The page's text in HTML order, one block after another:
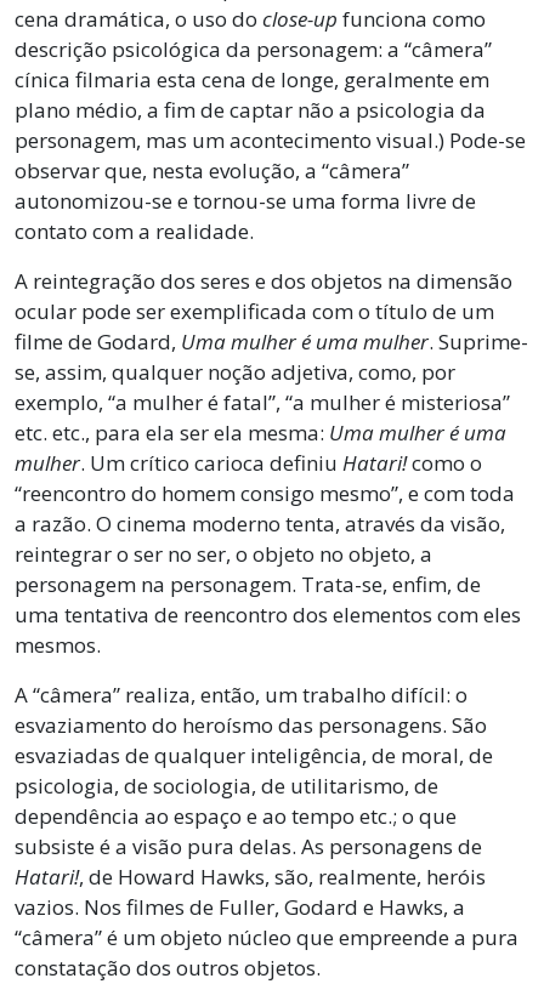
cena dramática, o uso do close-up funciona como
descrição psicológica da personagem: a “câmera”
cínica filmaria esta cena de longe, geralmente em
plano médio, a fim de captar não a psicologia da
personagem, mas um acontecimento visual.) Pode-se
observar que, nesta evolução, a “câmera”
autonomizou-se e tornou-se uma forma livre de
contato com a realidade.
A reintegração dos seres e dos objetos na dimensão
ocular pode ser exemplificada com o título de um
filme de Godard, Uma mulher é uma mulher. Suprime-
se, assim, qualquer noção adjetiva, como, por
exemplo, “a mulher é fatal”, “a mulher é misteriosa”
etc. etc., para ela ser ela mesma: Uma mulher é uma
mulher. Um crítico carioca definiu Hatari!como o
“reencontro do homem consigo mesmo”, e com toda
a razão. O cinema moderno tenta, através da visão,
reintegrar o ser no ser, o objeto no objeto, a
personagem na personagem. Trata-se, enfim, de
uma tentativa de reencontro dos elementos com eles
mesmos.
A “câmera” realiza, então, um trabalho difícil: o
esvaziamento do heroísmo das personagens. São
esvaziadas de qualquer inteligência, de moral, de
psicologia, de sociologia, de utilitarismo, de
dependência ao espaço e ao tempo etc.; o que
subsiste é a visão pura delas. As personagens de
Hatari!, de Howard Hawks, são, realmente, heróis
vazios. Nos filmes de Fuller, Godard e Hawks, a
“câmera” é um objeto núcleo que empreende a pura
constatação dos outros objetos.